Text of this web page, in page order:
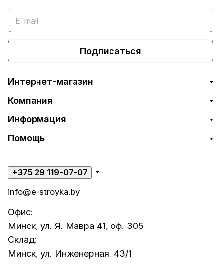
Подписаться
Интернет-магазин
Компания
Информация
Помощь
+375 29 119-07-07
info@e-stroyka.by
Офис:
Минск, ул. Я. Мавра 41, оф. 305
Склад:
Минск, ул. Инженерная, 43/1